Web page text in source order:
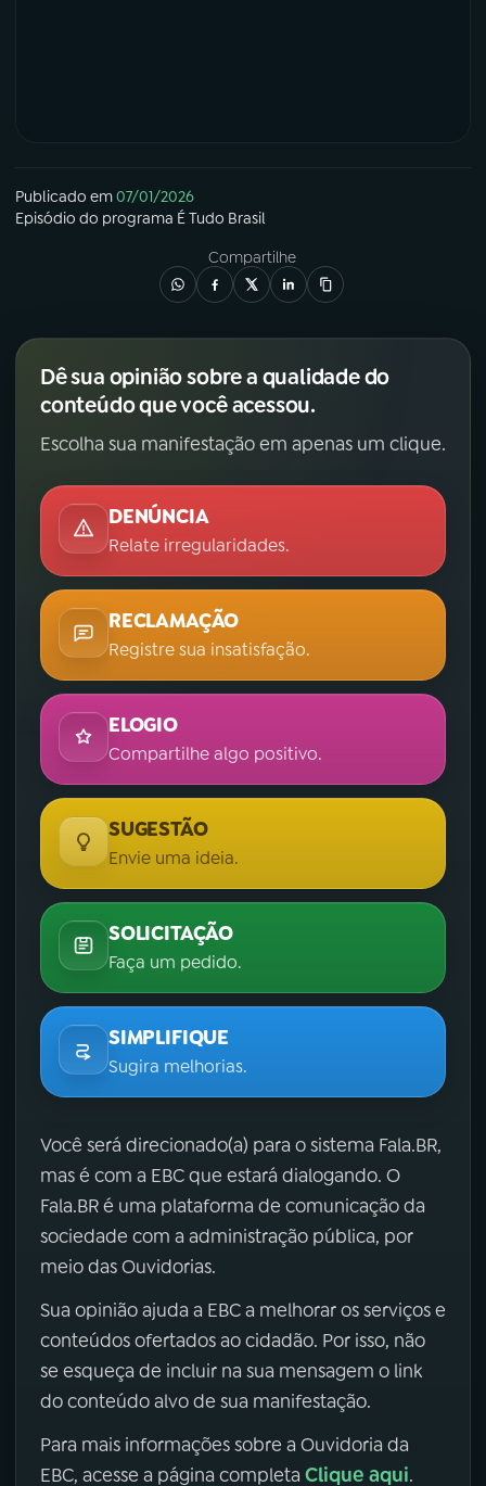
Publicado em07/01/2026
Episódio do programa É Tudo Brasil
Compartilhe
Dê sua opinião sobre a qualidade do
conteúdo que você acessou.
Escolha sua manifestação em apenas um clique.
DENÚNCIA
Relate irregularidades.
RECLAMAÇÃO
Registre sua insatisfação.
ELOGIO
Compartilhe algo positivo.
SUGESTÃO
Envie uma ideia.
SOLICITAÇÃO
Faça um pedido.
SIMPLIFIQUE
Sugira melhorias.
Você será direcionado(a) para o sistema Fala.BR,
mas é com a EBC que estará dialogando. O
Fala.BR é uma plataforma de comunicação da
sociedade com a administração pública, por
meio das Ouvidorias.
Sua opinião ajuda a EBC a melhorar os serviços e
conteúdos ofertados ao cidadão. Por isso, não
se esqueça de incluir na sua mensagem o link
do conteúdo alvo de sua manifestação.
Para mais informações sobre a Ouvidoria da
EBC, acesse a página completa Clique aqui.